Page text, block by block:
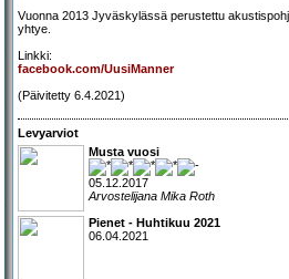
Vuonna 2013 Jyväskylässä perustettu
yhtye.
Linkki:
facebook.com/UusiManner
(Päivitetty 6.4.2021)
Levyarviot
Musta vuosi
05.12.2017
Arvostelijana Mika Roth
Pienet - Huhtikuu 2021
06.04.2021